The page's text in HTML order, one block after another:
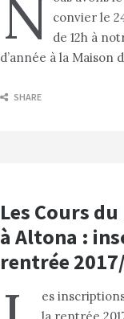
N convier le
de 12h à
d’année à la Maison
SHARE
Les Cours
à Altona :
rentrée
es